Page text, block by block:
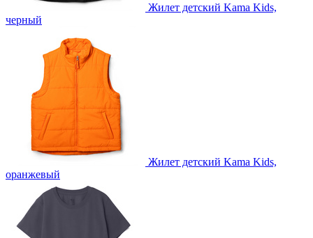
Жилет детский Kama Kids,
черный
Жилет детский Kama Kids,
оранжевый